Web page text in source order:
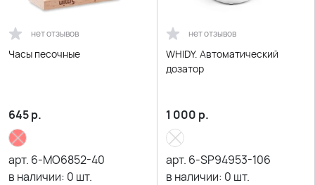
нет отзывов
Часы песочные
645р.
арт. 6-MO6852-40
в наличии: 0 шт.
нет отзывов
WHIDY. Автоматический
дозатор
1 000 р.
арт. 6-SP94953-106
в наличии: 0 шт.